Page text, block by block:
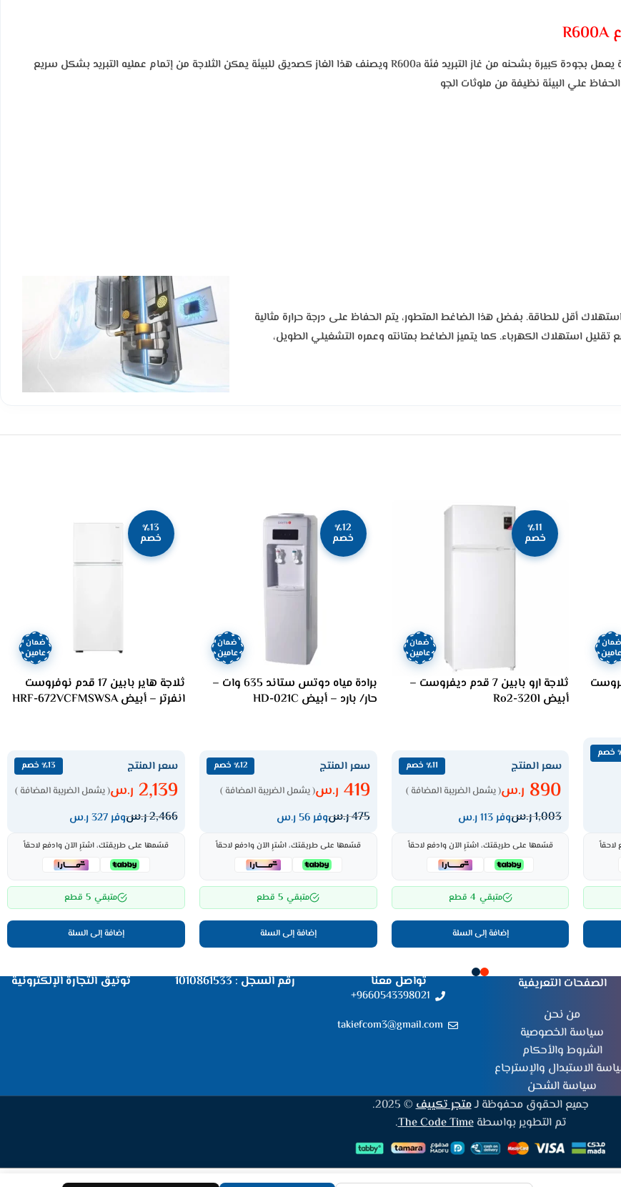
R600A
يعمل بجودة كبيرة بشحنه من غاز التبريد فئة
R600a ويصنف هذا الغاز كصديق للبيئة يمكن الثلاجة من إتمام عمليه التبريد بشكل سريع
علي البيئة نظيفة من ملوثات الجو
أقل للطاقة. بفضل هذا الضاغط المتطور، يتم الحفاظ على درجة حرارة مثالية
استهلاك الكهرباء. كما يتميز الضاغط بمتانته وعمره التشغيلي الطويل،
ضمان
قدم نوفروست
٪11
خصم
ضمان
عامين
ثلاجة ارو بابين 7 قدم ديفروست –
أبيض Ro2-320l
سعر المنتج ٪11 خصم
890 ر.س( يشمل الضريبة المضافة )
1,003ر.سوفر 113 ر.س
قسّمها على طريقتك، اشترِ الآن وادفع لاحقاً
متبقي 4 قطع
إضافة إلى السلة
٪12
خصم
ضمان
عامين
برادة مياه دوتس ستاند 635 وات –
حار/ بارد – أبيض HD-021C
سعر المنتج ٪12 خصم
419 ر.س( يشمل الضريبة المضافة )
475ر.سوفر 56 ر.س
قسّمها على طريقتك، اشترِ الآن وادفع لاحقاً
متبقي 5 قطع
إضافة إلى السلة
٪13
خصم
ضمان
عامين
ثلاجة هاير بابين 17 قدم نوفروست
انفرتر – أبيض HRF-672VCFMSWSA
سعر المنتج ٪13 خصم
2,139 ر.س( يشمل الضريبة المضافة )
2,466ر.سوفر 327 ر.س
قسّمها على طريقتك، اشترِ الآن وادفع لاحقاً
متبقي 5 قطع
إضافة إلى السلة
الصفحات التعريفية
من نحن
سياسة الخصوصية
الشروط والأحكام
الاستبدال والإسترجاع
سياسة الشحن
تواصل معنا
9660543398021+
takiefcom3@gmail.com
رقم السجل : 1010861533 توثيق التجارة الإلكترونية
جميع الحقوق محفوظة لـمتجر تكييف© 2025.
تم التطوير بواسطةThe Code Time
.